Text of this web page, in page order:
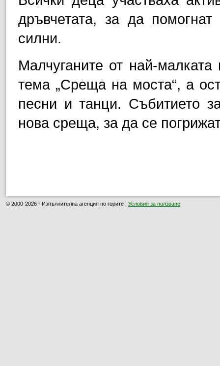
дръвчетата, за да
силни.
Малчуганите от най-малката
тема „Среща на моста“, а
песни и танци. Събитието
нова среща, за да се
© 2000-2026 - Изпълнителна агенция по горите | Условия за ползване